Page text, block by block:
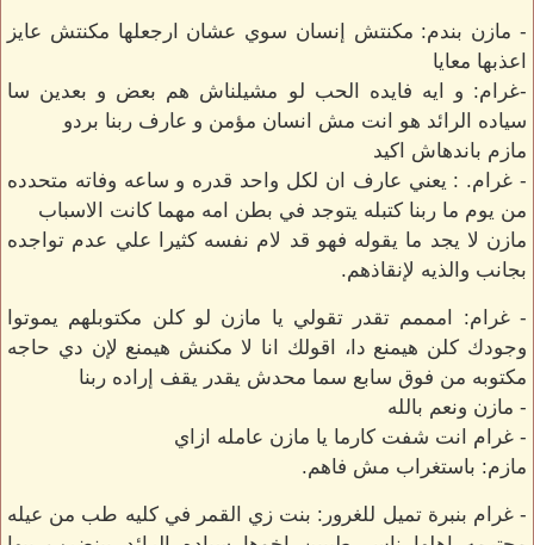
- مازن بندم: مكنتش إنسان سوي عشان ارجعلها مكنتش عايز
اعذبها معايا
-غرام: و ايه فايده الحب لو مشيلناش هم بعض و بعدين سا
سياده الرائد هو انت مش انسان مؤمن و عارف ربنا بردو
مازم باندهاش اكيد
- غرام. : يعني عارف ان لكل واحد قدره و ساعه وفاته متحدده
من يوم ما ربنا كتبله يتوجد في بطن امه مهما كانت الاسباب
مازن لا يجد ما يقوله فهو قد لام نفسه كثيرا علي عدم تواجده
بجانب والذيه لإنقاذهم.
- غرام: امممم تقدر تقولي يا مازن لو كلن مكتوبلهم يموتوا
وجودك كلن هيمنع دا، اقولك انا لا مكنش هيمنع لإن دي حاجه
مكتوبه من فوق سابع سما محدش يقدر يقف إراده ربنا
- مازن ونعم بالله
- غرام انت شفت كارما يا مازن عامله ازاي
مازم: باستغراب مش فاهم.
- غرام بنبرة تميل للغرور: بنت زي القمر في كليه طب من عيله